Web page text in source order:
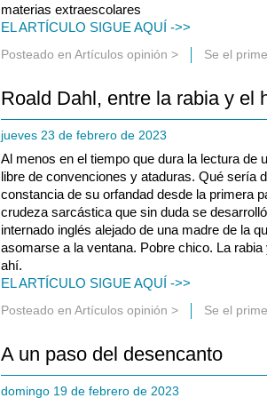
materias extraescolares
EL ARTÍCULO SIGUE AQUÍ ->>
Posteado en Artículos opinión > Se el
Roald Dahl, entre la rabia y el
jueves 23 de febrero de 2023
Al menos en el tiempo que dura la lectura de
libre de convenciones y ataduras. Qué sería
constancia de su orfandad desde la primera
crudeza sarcástica que sin duda se
internado inglés alejado de una madre de la
asomarse a la ventana. Pobre chico. La
ahí.
EL ARTÍCULO SIGUE AQUÍ ->>
Posteado en Artículos opinión > Se el
A un paso del desencanto
domingo 19 de febrero de 2023